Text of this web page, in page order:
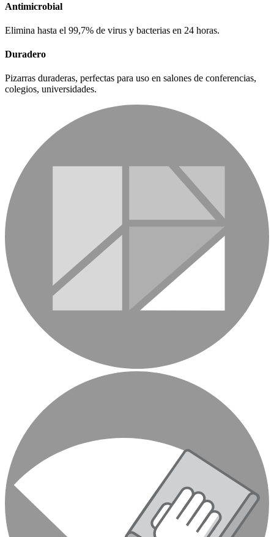
Antimicrobial
Elimina hasta el 99,7% de virus y bacterias en 24 horas.
Duradero
Pizarras duraderas, perfectas para uso en salones de conferencias,
colegios, universidades.